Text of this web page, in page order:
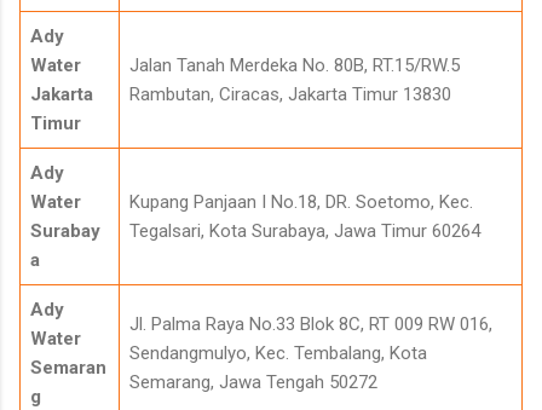
Ady
Water
Jakarta
Timur
Jalan Tanah Merdeka No. 80B, RT.15/RW.5
Rambutan, Ciracas, Jakarta Timur 13830
Ady
Water
Surabay
a
Kupang Panjaan I No.18, DR. Soetomo, Kec.
Tegalsari, Kota Surabaya, Jawa Timur 60264
Ady
Water
Semaran
g
Jl. Palma Raya No.33 Blok 8C, RT 009 RW 016,
Sendangmulyo, Kec. Tembalang, Kota
Semarang, Jawa Tengah 50272